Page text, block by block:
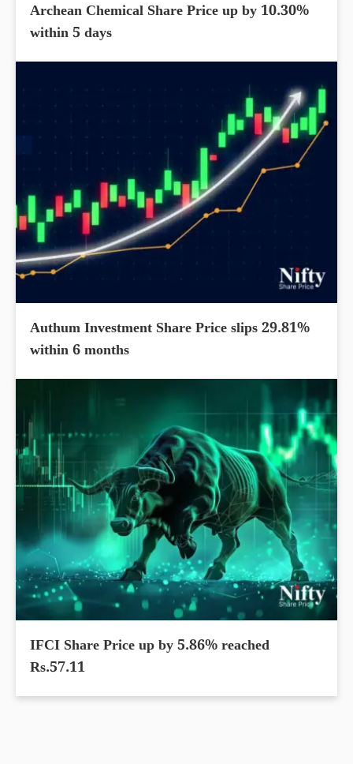
Archean Chemical Share Price up by 10.30%
within 5 days
Authum Investment Share Price slips 29.81%
within 6 months
IFCI Share Price up by 5.86% reached
Rs.57.11